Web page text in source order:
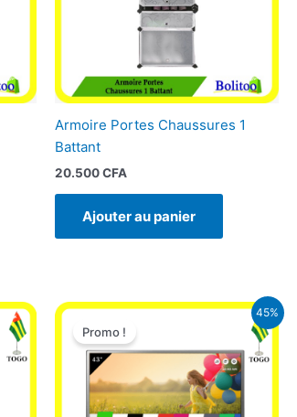
Armoire Portes Chaussures 1
Battant
20.500CFA
Ajouter au panier
45%
Promo !
Le
était :
275.000 CFA.
Le
est :
149.900 CFA.